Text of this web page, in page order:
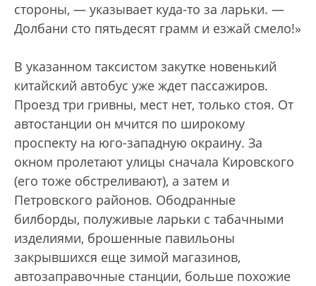
стороны, — указывает куда-то за ларьки. —
Долбани сто пятьдесят грамм и езжай смело!»
В указанном таксистом закутке новенький
китайский автобус уже ждет пассажиров.
Проезд три гривны, мест нет, только стоя. От
автостанции он мчится по широкому
проспекту на юго-западную окраину. За
окном пролетают улицы сначала Кировского
(его тоже обстреливают), а затем и
Петровского районов. Ободранные
билборды, полуживые ларьки с табачными
изделиями, брошенные павильоны
закрывшихся еще зимой магазинов,
автозаправочные станции, больше похожие